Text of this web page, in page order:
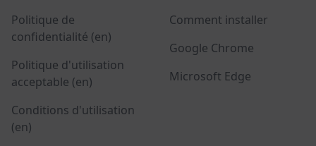
Politique de
confidentialité (en)
Politique d'utilisation
acceptable (en)
Conditions d'utilisation
(en)
Comment installer
Google Chrome
Microsoft Edge